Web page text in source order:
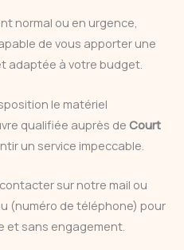
normal ou en urgence,
de vous apporter une
adaptée à votre budget.
le matériel
qualifiée auprès de Court
un service impeccable.
sur notre mail ou
(numéro de téléphone) pour
et sans engagement.